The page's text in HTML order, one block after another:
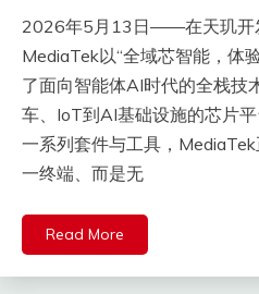
2026年5月13日——在天玑开
MediaTek以“全域芯智能，体
了面向智能体AI时代的全栈技
车、IoT到AI基础设施的芯片
一系列套件与工具，
一终端、而是无
Read More